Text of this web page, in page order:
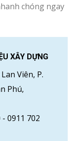
chóng ngay
XÂY DỰNG
Viên, P.
Phú,
- 0911 702